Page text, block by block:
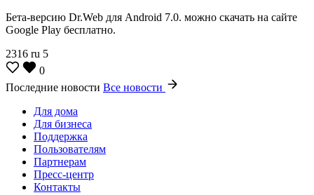
Бета-версию Dr.Web для Android 7.0. можно скачать на сайте
Google Play бесплатно.
2316 ru 5
0
Последние новости Все новости
Для дома
Для бизнеса
Поддержка
Пользователям
Партнерам
Пресс-центр
Контакты